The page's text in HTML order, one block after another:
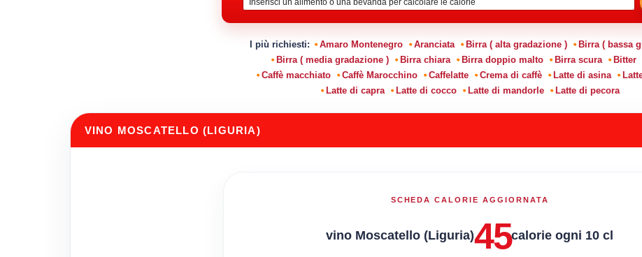
I più richiesti: Amaro Montenegro Aranciata Birra ( alta gradazione )
Birra ( bassa
Birra ( media gradazione )
Birra chiara Birra doppio malto Birra scura Bitter
Caffè macchiato
Caffè Marocchino Caffelatte Crema di caffè Latte di asina
Latte di capra
Latte di cocco Latte di mandorle Latte di pecora
VINO MOSCATELLO (LIGURIA)
SCHEDA CALORIE AGGIORNATA
vino Moscatello (Liguria)45calorie ogni 10 cl